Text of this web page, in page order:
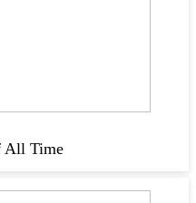
All Time